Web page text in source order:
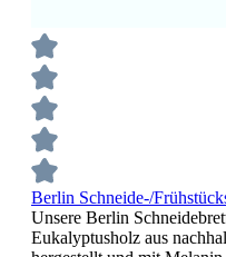
Berlin Schneide-/
Unsere Berlin
Eukalyptusholz aus